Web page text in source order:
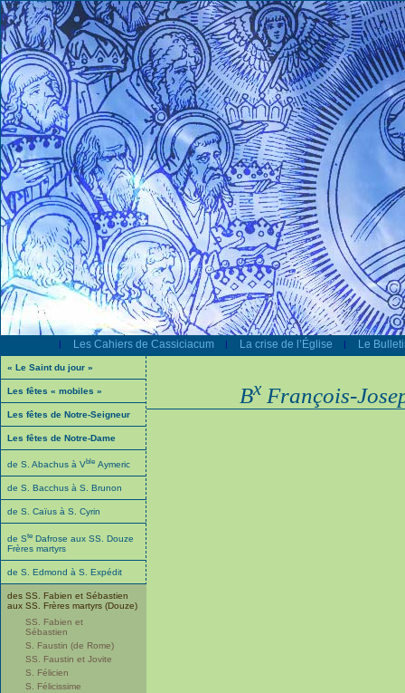
| Les Cahiers de Cassiciacum | La crise de l’Église | Le
« Le Saint du jour »
Les fêtes « mobiles »
Les fêtes de Notre-Seigneur
Les fêtes de Notre-Dame
de S. Abachus à Vble Aymeric
de S. Bacchus à S. Brunon
de S. Caïus à S. Cyrin
de Ste Dafrose aux SS. Douze
Frères martyrs
de S. Edmond à S. Expédit
des SS. Fabien et Sébastien
aux SS. Frères martyrs (Douze)
SS. Fabien et
Sébastien
S. Faustin (de Rome)
SS. Faustin et Jovite
S. Félicien
S. Félicissime
Bx François-